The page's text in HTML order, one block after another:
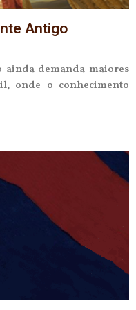
Antigo
demanda maiores
onde o conhecimento